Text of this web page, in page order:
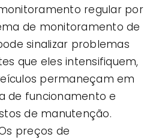
regular por
de monitoramento de
sinalizar problemas
que eles intensifiquem,
permaneçam em
de funcionamento e
de manutenção.
preços de